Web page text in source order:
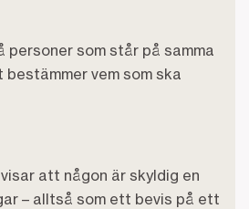
personer som står på samma
bestämmer vem som ska
att någon är skyldig en
– alltså som ett bevis på ett